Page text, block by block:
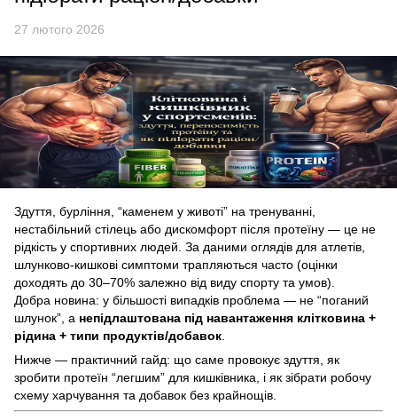
27 лютого 2026
Здуття, бурління, “каменем у животі” на тренуванні,
нестабільний стілець або дискомфорт після протеїну — це не
рідкість у спортивних людей. За даними оглядів для атлетів,
шлунково-кишкові симптоми трапляються часто (оцінки
доходять до 30–70% залежно від виду спорту та умов).
Добра новина: у більшості випадків проблема — не “поганий
шлунок”, а непідлаштована під навантаження клітковина +
рідина + типи продуктів/добавок.
Нижче — практичний гайд: що саме провокує здуття, як
зробити протеїн “легшим” для кишківника, і як зібрати робочу
схему харчування та добавок без крайнощів.